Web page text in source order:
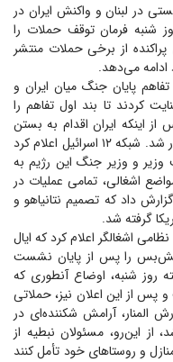
در لبنان و واکنش ایران در
شنبه فرمان توقف حملات را
از برخی حملات منتشر
ادامه می‌دهد.
پایان جنگ میان ایران و
کردند تا بند اول تفاهم را
اینکه ایران اقدام به بستن
تنگه هرمز کرد، دستور توقف حملات هم صادر شد. شبکه ۱۲ اسرائیل اعلام کرد
وزیر و وزیر جنگ این رژیم به
اشغالی، تمامی عملیات در
داد که تصمیم نتانیاهو و
گرفته شد.
اشغالگر اعلام کرد که ایال
را پس از پایان نشست
روز شنبه، اوضاع آنطوری که
از این اعلان نیز، حملاتی
المنار، آرامش شکننده‌ای در
از این‌رو، مسئولان نبطیه از
و روستا‌های خود تأمل کنند